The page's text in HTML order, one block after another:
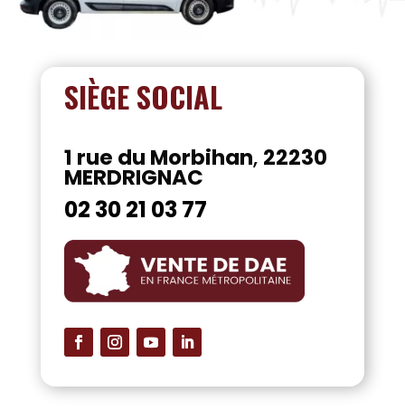
SIÈGE SOCIAL
1 rue du Morbihan, 22230
MERDRIGNAC
02 30 21 03 77